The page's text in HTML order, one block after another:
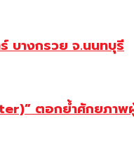
บางกรวย จ.นนทบุรี
ตอกย้ำศักยภาพ